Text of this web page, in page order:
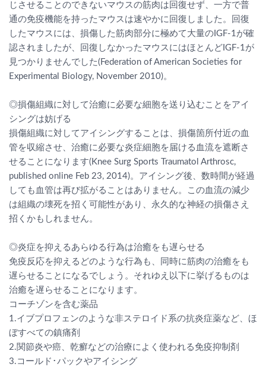
じさせることのできないマウスの筋肉は回復せず、一方で普
通の免疫機能を持ったマウスは速やかに回復しました。回復
したマウスには、損傷した筋肉部分に極めて大量のIGF-1が確
認されましたが、回復しなかったマウスにはほとんどIGF-1が
見つかりませんでした(Federation of American Societies for
Experimental Biology, November 2010)。
◎損傷組織に対して治癒に必要な細胞を送り込むことをアイ
シングは妨げる
損傷組織に対してアイシングすることは、損傷箇所付近の血
管を収縮させ、治癒に必要な炎症細胞を届ける血流を遮断さ
せることになります(Knee Surg Sports Traumatol Arthrosc,
published online Feb 23, 2014)。アイシング後、数時間が経過
しても血管は再び拡がることはありません。この血流の減少
は組織の壊死を招く可能性があり、永久的な神経の損傷さえ
招くかもしれません。
◎炎症を抑えるあらゆる行為は治癒をも遅らせる
免疫反応を抑えるどのような行為も、同時に筋肉の治癒をも
遅らせることになるでしょう。それゆえ以下に挙げるものは
治癒を遅らせることになります。
コーチゾンを含む薬品
1.イブプロフェンのような非ステロイド系の抗炎症薬など、ほ
ぼすべての鎮痛剤
2.関節炎や癌、乾癬などの治療によく使われる免疫抑制剤
3.コールド･パックやアイシング